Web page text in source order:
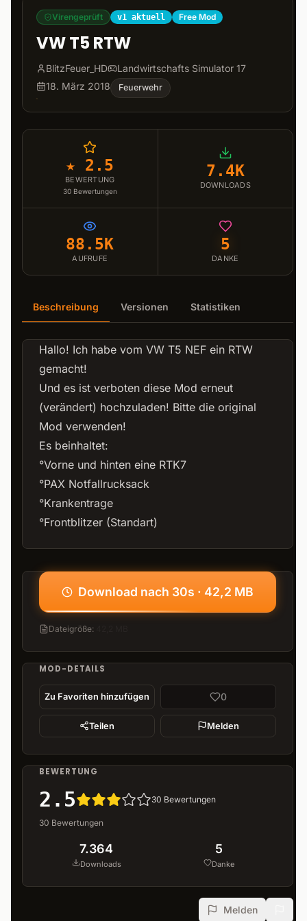
Virengeprüft v1 aktuell Free Mod
VW T5 RTW
BlitzFeuer_HD
Landwirtschafts Simulator 17
18. März 2018
Feuerwehr
★ 2.5
BEWERTUNG
30 Bewertungen
7.4K
DOWNLOADS
88.5K
AUFRUFE
5
DANKE
Beschreibung Versionen Statistiken
Hallo! Ich habe vom VW T5 NEF ein RTW
gemacht!
Und es ist verboten diese Mod erneut
(verändert) hochzuladen! Bitte die original
Mod verwenden!
Es beinhaltet:
°Vorne und hinten eine RTK7
°PAX Notfallrucksack
°Krankentrage
°Frontblitzer (Standart)
Download nach 30s · 42,2 MB
Dateigröße:
MOD-DETAILS
Zu Favoriten hinzufügen 0
Teilen Melden
BEWERTUNG
2.5 30 Bewertungen
30 Bewertungen
7.364
Downloads
5
Danke
Melden